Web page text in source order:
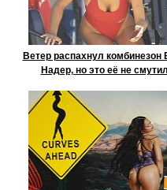
Ветер распахнул комбинезон
Надер, но это её не